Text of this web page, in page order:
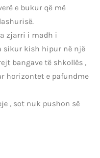
e bukur që më
zjarri i madh i
sikur kish hipur në një
bangave të shkollës ,
horizontet e pafundme
, sot nuk pushon së